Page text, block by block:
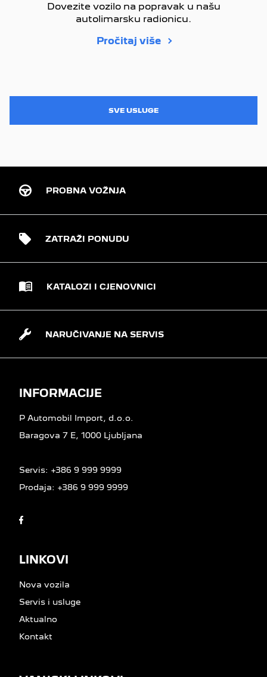
Dovezite vozilo na popravak u našu
autolimarsku radionicu.
Pročitaj više
SVE USLUGE
PROBNA VOŽNJA
ZATRAŽI PONUDU
KATALOZI I CJENOVNICI
NARUČIVANJE NA SERVIS
INFORMACIJE
P Automobil Import, d.o.o.
Baragova 7 E, 1000 Ljubljana
Servis: +386 9 999 9999
Prodaja: +386 9 999 9999
LINKOVI
Nova vozila
Servis i usluge
Aktualno
Kontakt